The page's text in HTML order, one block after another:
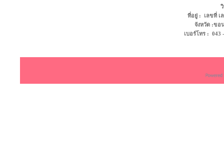
ที่อยู่ : เลขที่ เ
จังหวัด :ข
เบอร์โทร :